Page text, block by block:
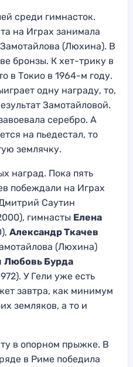
среди гимнасток.
на Играх занимала
(Люхина). В
бронзы. К хет-трику в
в Токио в 1964-м году.
одну награду, то,
Замотайловой.
серебро. А
на пьедестал, то
землячку.
наград. Пока пять
побеждали на Играх
Саутин
гимнасты Елена
Александр Ткачев
(Люхина)
Любовь Бурда
У Гели уже есть
завтра, как минимум
земляков, а то и
в опорном прыжке. В
в Риме победила